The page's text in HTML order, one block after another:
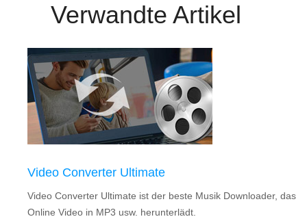
Verwandte Artikel
Video Converter Ultimate
Video Converter Ultimate ist der beste Musik Downloader, das
Online Video in MP3 usw. herunterlädt.